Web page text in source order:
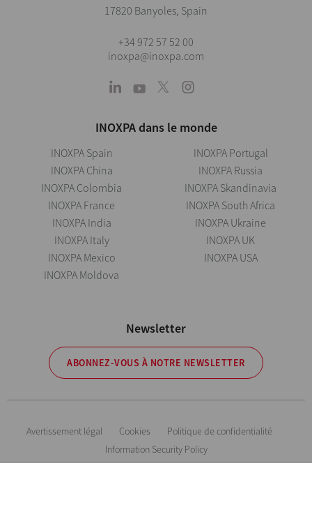
17820 Banyoles, Spain
+34 972 57 52 00
inoxpa@inoxpa.com
INOXPA dans le monde
INOXPA Spain
INOXPA China
INOXPA Colombia
INOXPA France
INOXPA India
INOXPA Italy
INOXPA Mexico
INOXPA Moldova
INOXPA Portugal
INOXPA Russia
INOXPA Skandinavia
INOXPA South Africa
INOXPA Ukraine
INOXPA UK
INOXPA USA
Newsletter
ABONNEZ-VOUS À NOTRE NEWSLETTER
Avertissement légal Cookies
Politique de confidentialité
Information Security Policy